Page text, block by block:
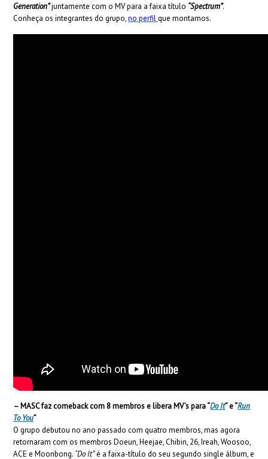
Generation”juntamente com o MV para a faixa título “Spectrum”.
Conheça os integrantes do grupo,no perfil que montamos.
– MASC faz comeback com 8 membros e libera MV’s para “Do It” e “Run
To You”
O grupo debutou no ano passado com quatro membros, mas agora
retornaram com os membros Doeun, Heejae, Chibin, 26, Ireah, Woosoo,
ACE e Moonbong. “Do It”é a faixa-título do seu segundo single álbum, e